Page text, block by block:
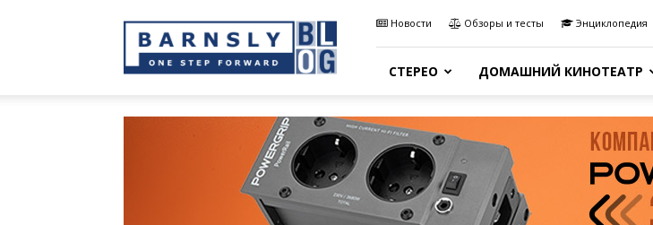
Sound
Blog
Новости Обзоры и тесты Энциклопедия
СТЕРЕО ДОМАШНИЙ КИНОТЕАТР